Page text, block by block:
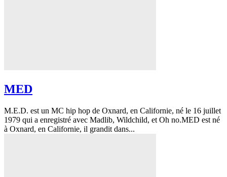
MED
M.E.D. est un MC hip hop de Oxnard, en Californie, né le 16 juillet
1979 qui a enregistré avec Madlib, Wildchild, et Oh no.MED est né
à Oxnard, en Californie, il grandit dans...